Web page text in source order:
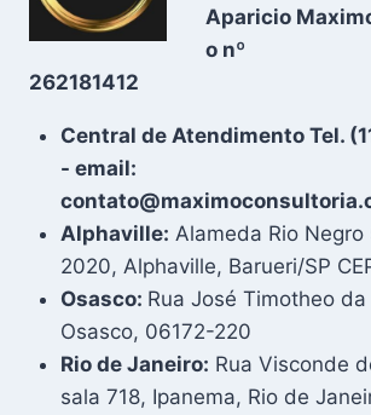
Aparicio
o nº
262181412
Central de Atendimento Tel.
- email:
Alphaville: Alameda Rio Negro
2020, Alphaville, Barueri/SP
Osasco: Rua José Timotheo
Osasco, 06172-220
Rio de Janeiro: Rua Visconde
sala 718, Ipanema, Rio de